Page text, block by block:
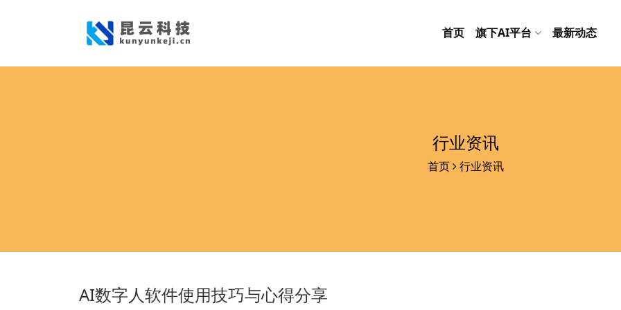
首页 旗下AI平台 最新动态
行业资讯
首页 行业资讯
AI数字人软件使用技巧与心得分享